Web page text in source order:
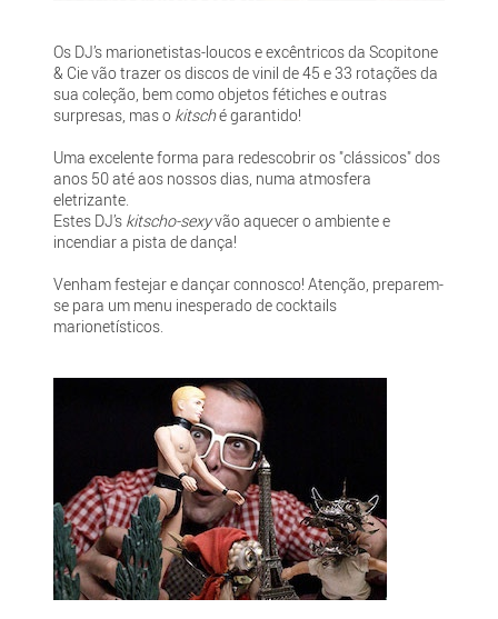
Os DJ’s marionetistas-loucos e excêntricos da Scopitone
& Cie vão trazer os discos de vinil de 45 e 33 rotações da
sua coleção, bem como objetos fétiches e outras
surpresas, mas o kitsché garantido!
Uma excelente forma para redescobrir os "clássicos" dos
anos 50 até aos nossos dias, numa atmosfera
eletrizante.
Estes DJ’s kitscho-sexyvão aquecer o ambiente e
incendiar a pista de dança!
Venham festejar e dançar connosco! Atenção, preparem-
se para um menu inesperado de cocktails
marionetísticos.